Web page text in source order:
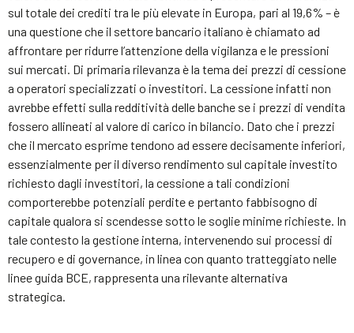
sul totale dei crediti tra le più elevate in Europa, pari al 19,6% – è
una questione che il settore bancario italiano è chiamato ad
affrontare per ridurre l’attenzione della vigilanza e le pressioni
sui mercati. Di primaria rilevanza è la tema dei prezzi di cessione
a operatori specializzati o investitori. La cessione infatti non
avrebbe effetti sulla redditività delle banche se i prezzi di vendita
fossero allineati al valore di carico in bilancio. Dato che i prezzi
che il mercato esprime tendono ad essere decisamente inferiori,
essenzialmente per il diverso rendimento sul capitale investito
richiesto dagli investitori, la cessione a tali condizioni
comporterebbe potenziali perdite e pertanto fabbisogno di
capitale qualora si scendesse sotto le soglie minime richieste. In
tale contesto la gestione interna, intervenendo sui processi di
recupero e di governance, in linea con quanto tratteggiato nelle
linee guida BCE, rappresenta una rilevante alternativa
strategica.